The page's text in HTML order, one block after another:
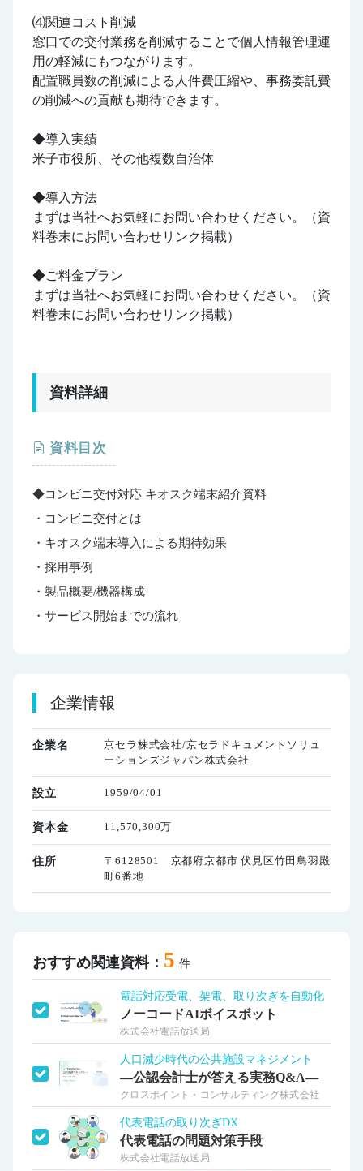
⑷関連コスト削減
窓口での交付業務を削減することで個人情報管理運
用の軽減にもつながります。
配置職員数の削減による人件費圧縮や、事務委託費
の削減への貢献も期待できます。
◆導入実績
米子市役所、その他複数自治体
◆導入方法
まずは当社へお気軽にお問い合わせください。（資
料巻末にお問い合わせリンク掲載）
◆ご料金プラン
まずは当社へお気軽にお問い合わせください。（資
料巻末にお問い合わせリンク掲載）
資料詳細
資料目次
◆コンビニ交付対応 キオスク端末紹介資料
・コンビニ交付とは
・キオスク端末導入による期待効果
・採用事例
・製品概要/機器構成
・サービス開始までの流れ
企業情報
企業名
京セラ株式会社/京セラドキュメントソリュ
ーションズジャパン株式会社
設立 1959/04/01
資本金 11,570,300万
住所
〒6128501 京都府京都市 伏見区竹田鳥羽殿
町6番地
おすすめ関連資料： 5 件
電話対応受電、架電、取り次ぎを自動化
ノーコードAIボイスボット
株式会社電話放送局
人口減少時代の公共施設マネジメント
―公認会計士が答える実務Q&A―
クロスポイント・コンサルティング株式会社
代表電話の取り次ぎDX
代表電話の問題対策手段
株式会社電話放送局